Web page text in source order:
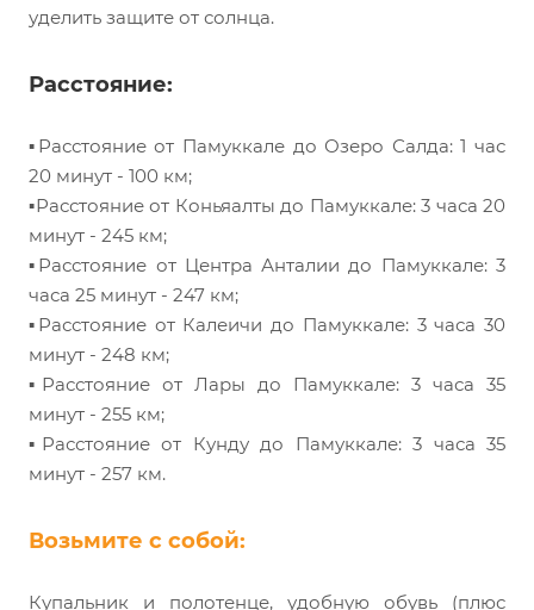
уделить защите от солнца.
Расстояние:
▪️Расстояние от Памуккале до Озеро Салда: 1 час
20 минут - 100 км;
▪️Расстояние от Коньяалты до Памуккале: 3 часа 20
минут - 245 км;
▪️Расстояние от Центра Анталии до Памуккале: 3
часа 25 минут - 247 км;
▪️Расстояние от Калеичи до Памуккале: 3 часа 30
минут - 248 км;
▪️Расстояние от Лары до Памуккале: 3 часа 35
минут - 255 км;
▪️Расстояние от Кунду до Памуккале: 3 часа 35
минут - 257 км.
Возьмите с собой:
Купальник и полотенце, удобную обувь (плюс